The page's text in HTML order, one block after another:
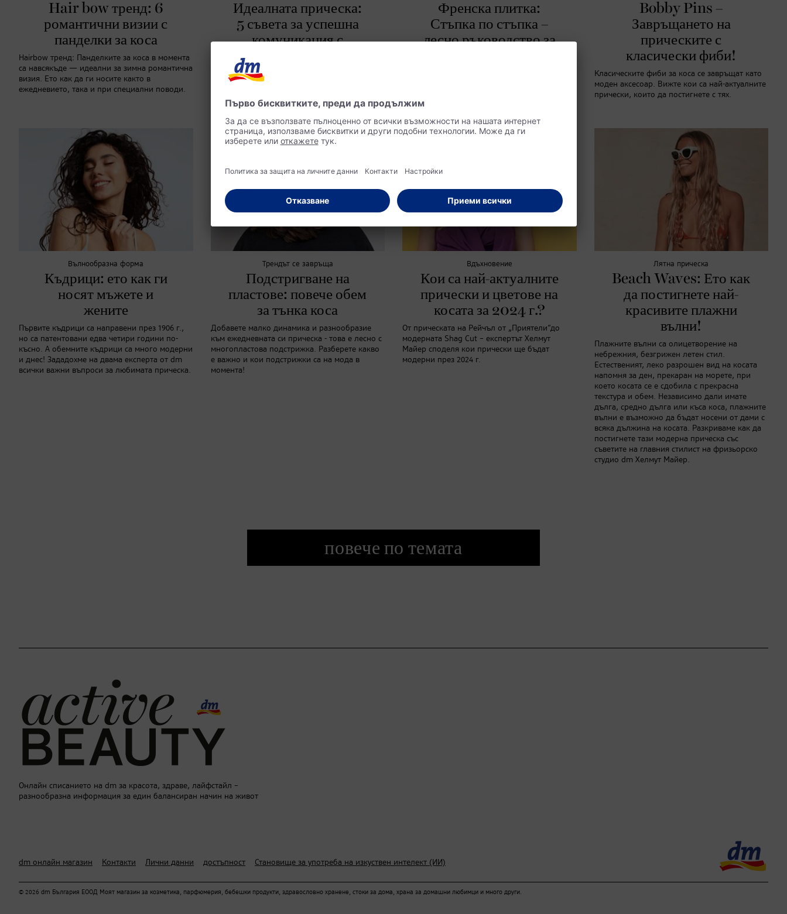
Hair bow тренд: 6
романтични визии с
панделки за коса
Hairbow тренд: Панделките за коса в момента
са навсякъде — идеални за зимна романтична
визия. Ето как да ги носите както в
ежедневието, така и при специални поводи.
Идеалната прическа:
5 съвета за успешна
комуникация с
Откровената комуникация във фризьорския
салон гарантира перфектна прическа. Това
да избегнете възможни недоразумения.
Френска плитка:
Стъпка по стъпка –
лесно ръководство за
минути.
Bobby Pins –
Завръщането на
прическите с
класически фиби!
Класическите фиби за коса се завръщат като
моден аксесоар. Вижте кои са най-актуалните
прически, които да постигнете с тях.
Вълнообразна форма
Къдрици: ето как ги
носят мъжете и
жените
Първите къдрици са направени през 1906 г.,
но са патентовани едва четири години по-
късно. А обемните къдрици са много модерни
и днес! Зададохме на двама експерта от dm
всички важни въпроси за любимата прическа.
Трендът се завръща
Подстригване на
пластове: повече обем
за тънка коса
Добавете малко динамика и разнообразие
към ежедневната си прическа - това е лесно с
многопластова подстрижка. Разберете какво
е важно и кои подстрижки са на мода в
момента!
Вдъхновение
Кои са най-актуалните
прически и цветове на
косата за 2024 г.?
От прическата на Рейчъл от „Приятели“до
модерната Shag Cut – експертът Хелмут
Майер споделя кои прически ще бъдат
модерни през 2024 г.
Лятна прическа
Beach Waves: Ето как
да постигнете най-
красивите плажни
вълни!
Плажните вълни са олицетворение на
небрежния, безгрижен летен стил.
Естественият, леко разрошен вид на косата
напомня за ден, прекаран на морете, при
което косата се е сдобила с прекрасна
текстура и обем. Независимо дали имате
дълга, средно дълга или къса коса, плажните
вълни е възможно да бъдат носени от дами с
всяка дължина на косата. Разкриваме как да
постигнете тази модерна прическа със
съветите на главния стилист на фризьорско
студио dm Хелмут Майер.
повече по темата
Онлайн списанието на dm за красота, здраве, лайфстайл –
разнообразна информация за един балансиран начин на живот
dm онлайн магазин Контакти Лични данни достъпност Становище за употреба на изкуствен интелект (ИИ)
© 2026 dm България ЕООД Моят магазин за козметика, парфюмерия, бебешки продукти, здравословно хранене, стоки за дома, храна за домашни любимци и много други.